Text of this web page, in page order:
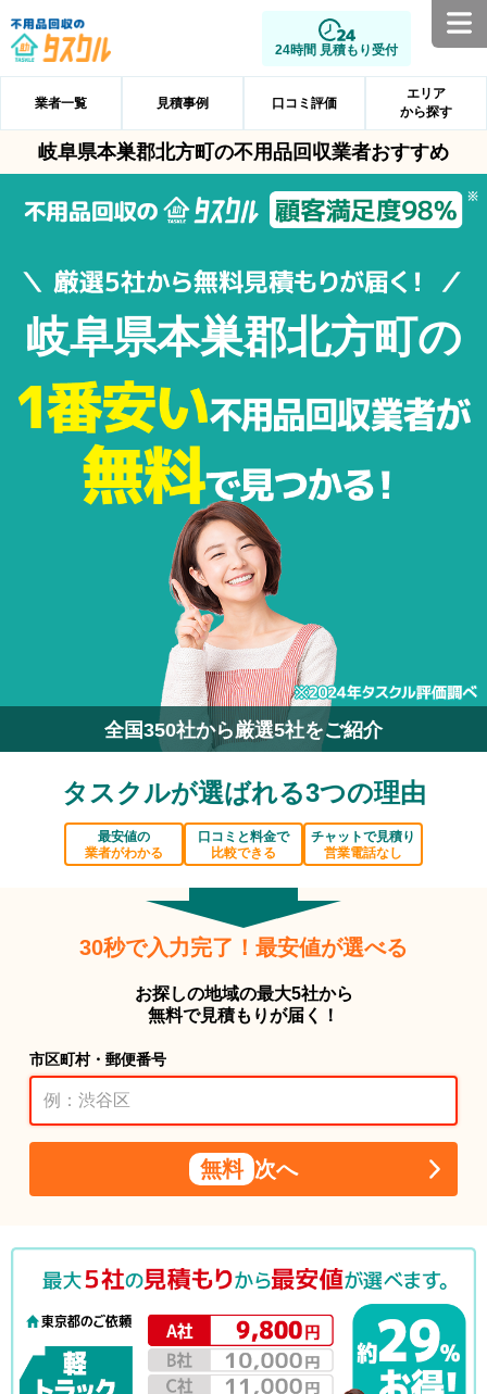
24時間 見積もり受付
業者一覧 見積事例 口コミ評価
エリア
から探す
岐阜県本巣郡北方町の不用品回収業者おすすめ
岐阜県本巣郡北方町の
全国350社から厳選5社をご紹介
タスクルが選ばれる3つの理由
最安値の
業者がわかる
口コミと料金で
比較できる
チャットで見積り
営業電話なし
30秒で入力完了！最安値が選べる
お探しの地域の最大5社から
無料で見積もりが届く！
市区町村・郵便番号
無料 次へ